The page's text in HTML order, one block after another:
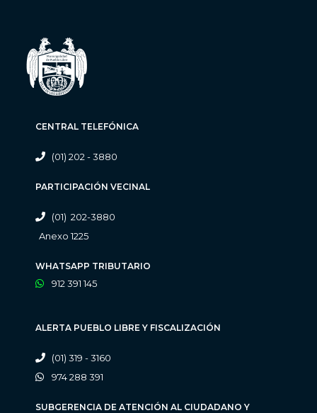
CENTRAL TELEFÓNICA
(01) 202 - 3880
PARTICIPACIÓN VECINAL
(01) 202-3880
Anexo 1225
WHATSAPP TRIBUTARIO
912 391 145
ALERTA PUEBLO LIBRE Y FISCALIZACIÓN
(01) 319 - 3160
974 288 391
SUBGERENCIA DE ATENCIÓN AL CIUDADANO Y